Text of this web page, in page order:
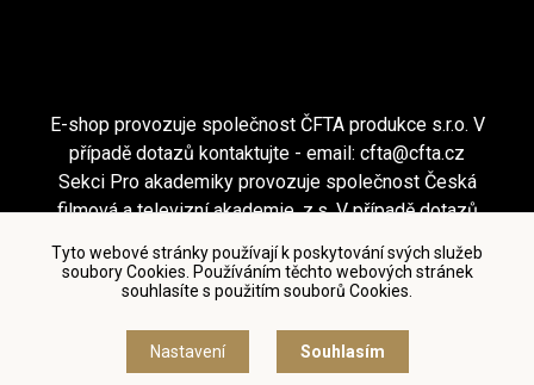
Tyto webové stránky používají k poskytování svých služeb
soubory Cookies. Používáním těchto webových stránek
souhlasíte s použitím souborů Cookies.
Nastavení Souhlasím
E-shop provozuje společnost ČFTA produkce s.r.o. V
případě dotazů kontaktujte - email: cfta@cfta.cz
Sekci Pro akademiky provozuje společnost Česká
filmová a televizní akademie, z.s. V případě dotazů
Podmínky užití a zásady ochrany osobních údajů
Nastavení cookies